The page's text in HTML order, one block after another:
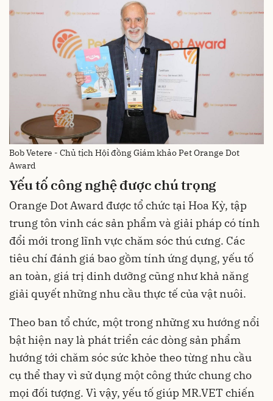
Bob Vetere - Chủ tịch Hội đồng Giám khảo Pet Orange Dot
Award
Yếu tố công nghệ được chú trọng
Orange Dot Award được tổ chức tại Hoa Kỳ, tập
trung tôn vinh các sản phẩm và giải pháp có tính
đổi mới trong lĩnh vực chăm sóc thú cưng. Các
tiêu chí đánh giá bao gồm tính ứng dụng, yếu tố
an toàn, giá trị dinh dưỡng cũng như khả năng
giải quyết những nhu cầu thực tế của vật nuôi.
Theo ban tổ chức, một trong những xu hướng nổi
bật hiện nay là phát triển các dòng sản phẩm
hướng tới chăm sóc sức khỏe theo từng nhu cầu
cụ thể thay vì sử dụng một công thức chung cho
mọi đối tượng. Vì vậy, yếu tố giúp MR.VET chiến